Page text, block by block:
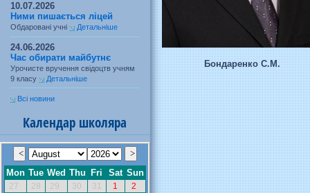
10.07.2026
Ними пишається ліцей
Обдаровані учні Детальніше
24.06.2026
Час обирати майбутнє
Урочисте вручення свідоцтв учням
9 класу
Детальніше
Всі новини
Календар школяра
Бондаренко С.М.